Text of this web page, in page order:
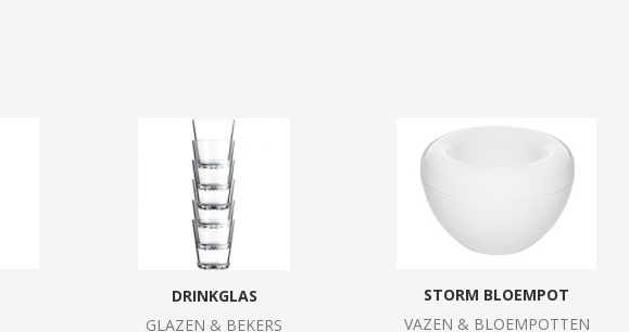
DRINKGLAS
GLAZEN & BEKERS
STORM BLOEMPOT
VAZEN & BLOEMPOTTEN